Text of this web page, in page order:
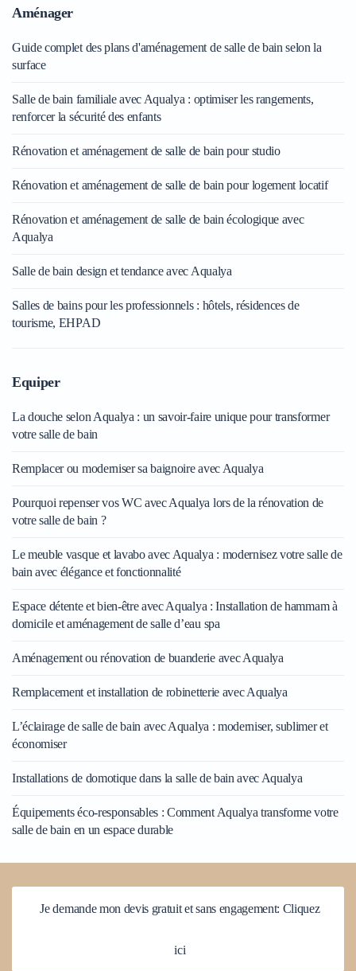
Aménager
Guide complet des plans d'aménagement de salle de bain selon la
surface
Salle de bain familiale avec Aqualya : optimiser les rangements,
renforcer la sécurité des enfants
Rénovation et aménagement de salle de bain pour studio
Rénovation et aménagement de salle de bain pour logement locatif
Rénovation et aménagement de salle de bain écologique avec
Aqualya
Salle de bain design et tendance avec Aqualya
Salles de bains pour les professionnels : hôtels, résidences de
tourisme, EHPAD
Equiper
La douche selon Aqualya : un savoir-faire unique pour transformer
votre salle de bain
Remplacer ou moderniser sa baignoire avec Aqualya
Pourquoi repenser vos WC avec Aqualya lors de la rénovation de
votre salle de bain ?
Le meuble vasque et lavabo avec Aqualya : modernisez votre salle de
bain avec élégance et fonctionnalité
Espace détente et bien-être avec Aqualya : Installation de hammam à
domicile et aménagement de salle d’eau spa
Aménagement ou rénovation de buanderie avec Aqualya
Remplacement et installation de robinetterie avec Aqualya
L’éclairage de salle de bain avec Aqualya : moderniser, sublimer et
économiser
Installations de domotique dans la salle de bain avec Aqualya
Équipements éco-responsables : Comment Aqualya transforme votre
salle de bain en un espace durable
Je demande mon devis gratuit et sans engagement: Cliquez
ici